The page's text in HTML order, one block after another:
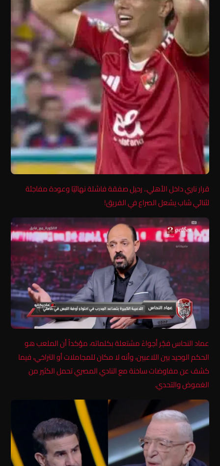
قرار ناري داخل الأهلي.. رحيل صفقة فاشلة نهائيًا وعودة مفاجئة
لثنائي شاب يشعل الصراع في الفريق!
عماد النحاس فجّر أجواءً مشتعلة بكلماته، مؤكداً أن الملعب هو
الحكم الوحيد بين اللاعبين، وأنه لا مكان للمجاملات أو التراخي، فيما
كشف عن مفاوضات ساخنة مع النادي المصري تحمل الكثير من
الغموض والتحدي.